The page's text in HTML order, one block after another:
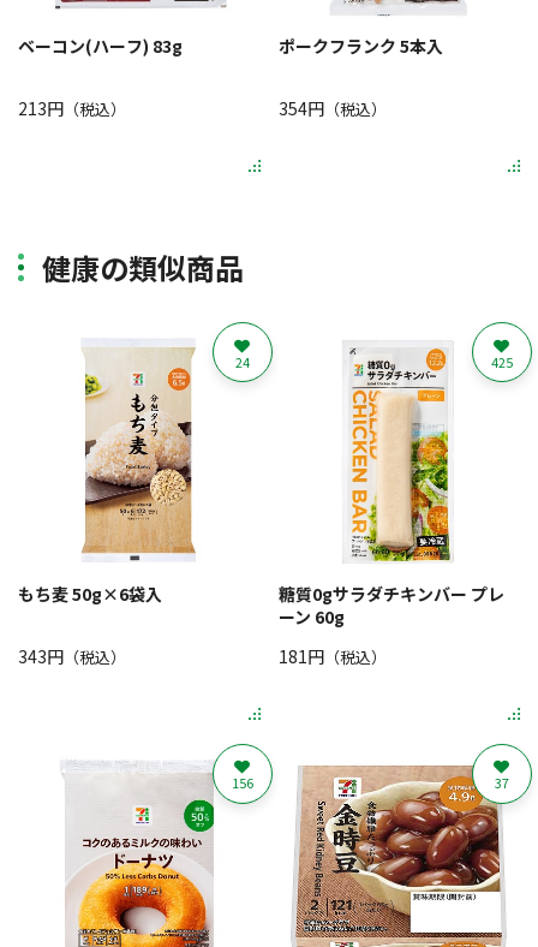
ベーコン(ハーフ) 83g
213円 （税込）
ポークフランク 5本入
354円（税込）
健康の類似商品
もち麦 50g×6袋入
343円 （税込）
24
糖質0gサラダチキンバー プレ
ーン 60g
181円（税込）
425
156 37